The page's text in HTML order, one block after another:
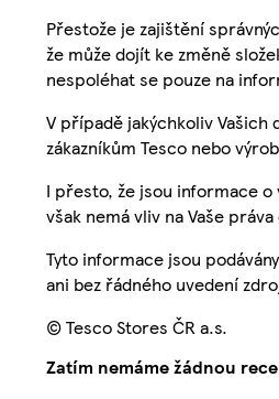
Přestože je zajištění
že může dojít ke změně
nespoléhat se pouze na
V případě jakýchkoliv
zákazníkům Tesco nebo
I přesto, že jsou informace
však nemá vliv na Vaše práva
Tyto informace jsou
ani bez řádného uvedení
© Tesco Stores ČR a.s.
Zatím nemáme žádnou